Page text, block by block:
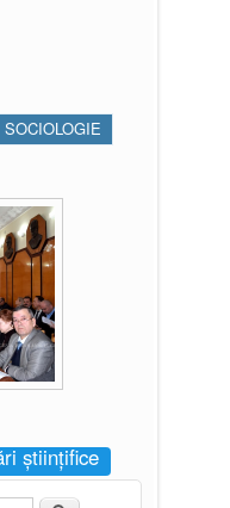
SOCIOLOGIE
științifice